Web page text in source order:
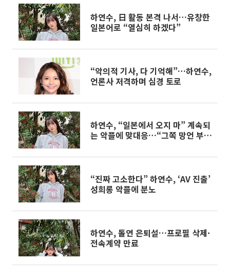
하연수, 日 활동 본격 나서…유창한
일본어로 “열심히 하겠다”
“악의적 기사, 다 기억해”…하연수,
언론사 저격하며 심경 토로
하연수, “일본에서 오지 마” 계속되
는 악플에 맞대응…“그쪽 망언 부끄
“진짜 고소한다” 하연수, ‘AV 진출’
성희롱 악플에 분노
하연수, 돌연 은퇴설…프로필 삭제·
전속계약 만료